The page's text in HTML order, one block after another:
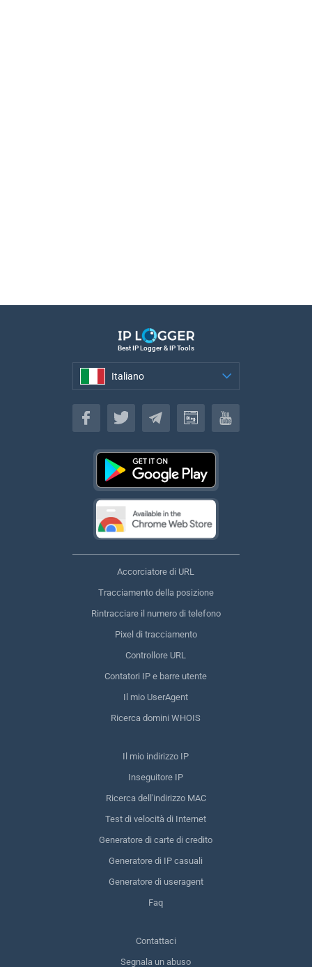
Best IP Logger & IP Tools
Italiano
Italiano
Accorciatore di URL
Tracciamento della posizione
Rintracciare il numero di telefono
Pixel di tracciamento
Controllore URL
Contatori IP e barre utente
Il mio UserAgent
Ricerca domini WHOIS
Il mio indirizzo IP
Inseguitore IP
Ricerca dell'indirizzo MAC
Test di velocità di Internet
Generatore di carte di credito
Generatore di IP casuali
Generatore di useragent
Faq
Contattaci
Segnala un abuso